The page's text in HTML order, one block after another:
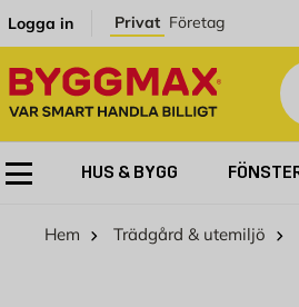
Logga in Privat Företag
HUS & BYGG
Hem Trädgård & utemiljö